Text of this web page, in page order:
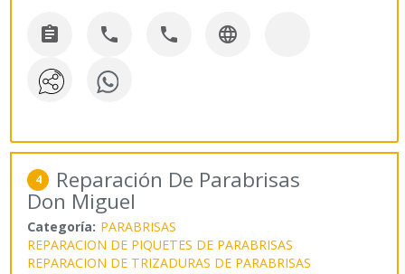
   
4 Reparación De Parabrisas
Don Miguel
Categoría: PARABRISAS
REPARACION DE PIQUETES DE PARABRISAS
REPARACION DE TRIZADURAS DE PARABRISAS